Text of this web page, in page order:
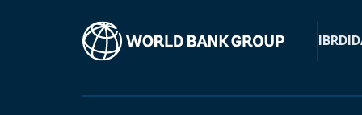
IBRD